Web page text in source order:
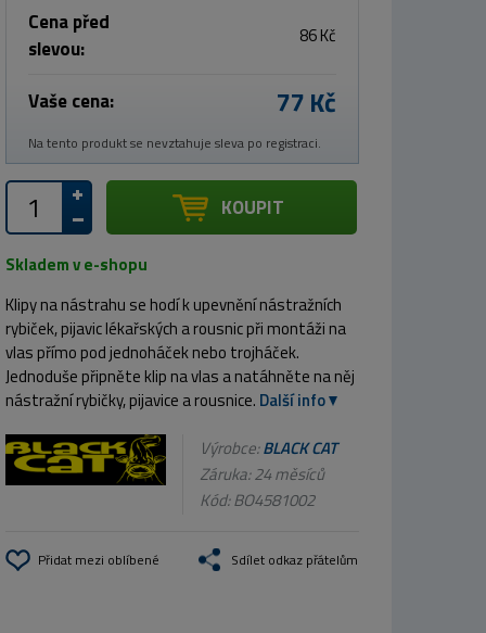
Cena před
slevou:
86 Kč
Vaše cena: 77 Kč
Na tento produkt se nevztahuje sleva po registraci.
KOUPIT
Skladem v e-shopu
Klipy na nástrahu se hodí k upevnění nástražních
rybiček, pijavic lékařských a rousnic při montáži na
vlas přímo pod jednoháček nebo trojháček.
Jednoduše připněte klip na vlas a natáhněte na něj
nástražní rybičky, pijavice a rousnice. Další info
Výrobce:BLACK CAT
Záruka: 24 měsíců
Kód:BO4581002
Přidat mezi oblíbené Sdílet odkaz přátelům